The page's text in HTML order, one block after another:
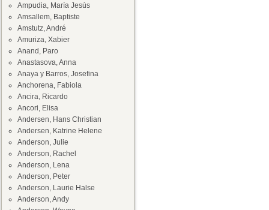
Ampudia, María Jesús
Amsallem, Baptiste
Amstutz, André
Amuriza, Xabier
Anand, Paro
Anastasova, Anna
Anaya y Barros, Josefina
Anchorena, Fabiola
Ancira, Ricardo
Ancori, Elisa
Andersen, Hans Christian
Andersen, Katrine Helene
Anderson, Julie
Anderson, Rachel
Anderson, Lena
Anderson, Peter
Anderson, Laurie Halse
Anderson, Andy